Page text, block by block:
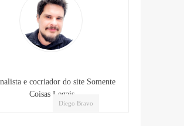
Diego Bravo
e cocriador do site Somente
Coisas Legais.